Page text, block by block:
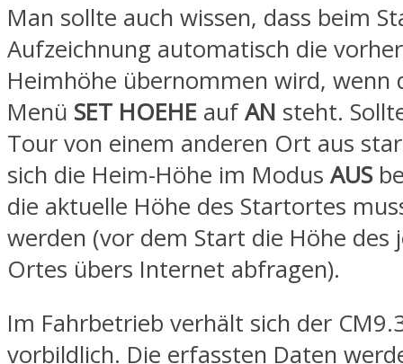
Man sollte auch wissen, dass beim
Aufzeichnung automatisch die
Heimhöhe übernommen wird, wenn
Menü SET HOEHE aufAN steht.
Tour von einem anderen Ort aus
sich die Heim-Höhe im Modus AUS
die aktuelle Höhe des Startortes
werden (vor dem Start die Höhe des
Ortes übers Internet abfragen).
Im Fahrbetrieb verhält sich der
vorbildlich. Die erfassten Daten